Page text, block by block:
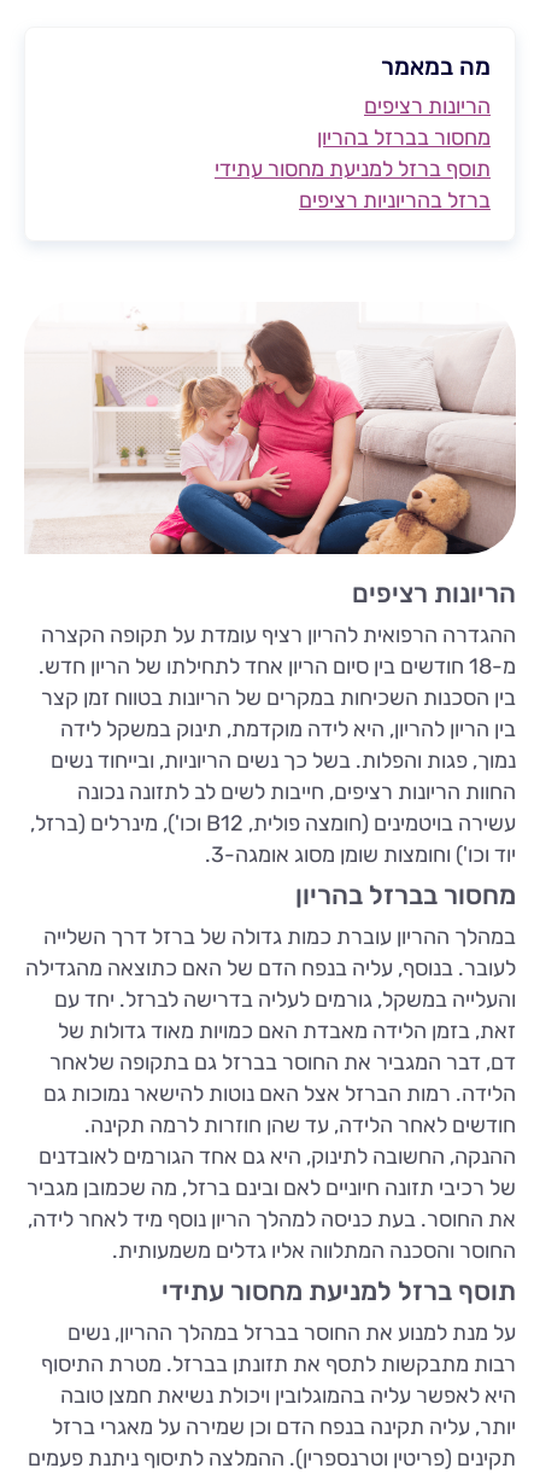
מה במאמר
הריונות רציפים
מחסור בברזל בהריון
תוסף ברזל למניעת מחסור עתידי
ברזל בהריוניות רציפים
הריונות רציפים
ההגדרה הרפואית להריון רציף עומדת על תקופה הקצרה
מ-18 חודשים בין סיום הריון אחד לתחילתו של הריון חדש.
בין הסכנות השכיחות במקרים של הריונות בטווח זמן קצר
בין הריון להריון, היא לידה מוקדמת, תינוק במשקל לידה
נמוך, פגות והפלות. בשל כך נשים הריוניות, ובייחוד נשים
החוות הריונות רציפים, חייבות לשים לב לתזונה נכונה
עשירה בויטמינים (חומצה פולית, B12 וכו'), מינרלים (ברזל,
יוד וכו') וחומצות שומן מסוג אומגה-3.
מחסור בברזל בהריון
במהלך ההריון עוברת כמות גדולה של ברזל דרך השלייה
לעובר. בנוסף, עליה בנפח הדם של האם כתוצאה מהגדילה
והעלייה במשקל, גורמים לעליה בדרישה לברזל. יחד עם
זאת, בזמן הלידה מאבדת האם כמויות מאוד גדולות של
דם, דבר המגביר את החוסר בברזל גם בתקופה שלאחר
הלידה. רמות הברזל אצל האם נוטות להישאר נמוכות גם
חודשים לאחר הלידה, עד שהן חוזרות לרמה תקינה.
ההנקה, החשובה לתינוק, היא גם אחד הגורמים לאובדנים
של רכיבי תזונה חיוניים לאם ובינם ברזל, מה שכמובן מגביר
את החוסר. בעת כניסה למהלך הריון נוסף מיד לאחר לידה,
החוסר והסכנה המתלווה אליו גדלים משמעותית.
תוסף ברזל למניעת מחסור עתידי
על מנת למנוע את החוסר בברזל במהלך ההריון, נשים
רבות מתבקשות לתסף את תזונתן בברזל. מטרת התיסוף
היא לאפשר עליה בהמוגלובין ויכולת נשיאת חמצן טובה
יותר, עליה תקינה בנפח הדם וכן שמירה על מאגרי ברזל
תקינים (פריטין וטרנספרין). ההמלצה לתיסוף ניתנת פעמים